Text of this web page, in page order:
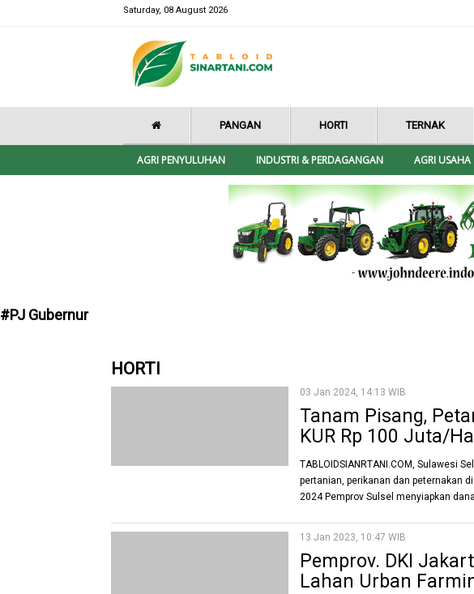
Saturday, 08 August 2026
PANGAN HORTI TERNAK
AGRI PENYULUHAN INDUSTRI & PERDAGANGAN AGRI USAHA
#PJ Gubernur
HORTI
03 Jan 2024, 14:13 WIB
Tanam Pisang,
KUR Rp 100 Juta/Ha
TABLOIDSIANRTANI.COM, Sulawesi
pertanian, perikanan dan peternakan
2024 Pemprov Sulsel menyiapkan
13 Jan 2023, 10:47 WIB
Pemprov. DKI
Lahan Urban